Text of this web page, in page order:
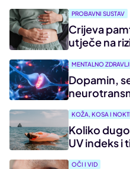
PROBAVNI SUSTAV
Crijeva
utječe na
MENTALNO
Dopamin,
KOŽA, KOSA I NOKTI
Koliko
UV indeks i
OČI I VID